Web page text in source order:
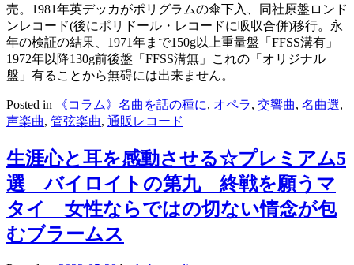
売。1981年英デッカがポリグラムの傘下入、同社原盤ロンド
ンレコード(後にポリドール・レコードに吸収合併)移行。永
年の検証の結果、1971年まで150g以上重量盤「FFSS溝有」
1972年以降130g前後盤「FFSS溝無」これの「オリジナル
盤」有ることから無碍には出来ません。
Posted in 《コラム》名曲を話の種に, オペラ, 交響曲, 名曲選,
声楽曲, 管弦楽曲, 通販レコード
生涯心と耳を感動させる☆プレミアム5
選 バイロイトの第九 終戦を願うマ
タイ 女性ならではの切ない情念が包
むブラームス